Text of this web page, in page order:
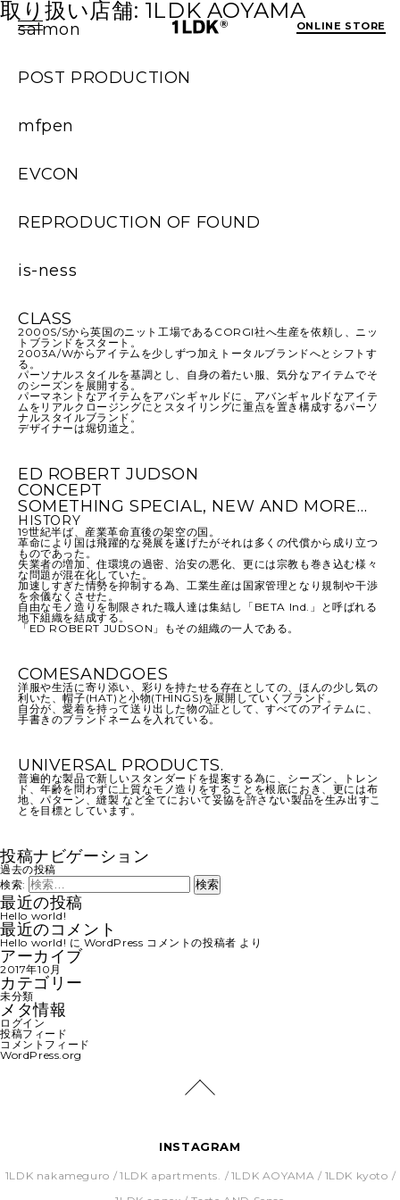
ONLINE STORE
取り扱い店舗: 1LDK AOYAMA
salmon
POST PRODUCTION
mfpen
EVCON
REPRODUCTION OF FOUND
is-ness
CLASS
2000S/Sから英国のニット工場であるCORGI社へ生産を依頼し、ニッ
トブランドをスタート。
2003A/Wからアイテムを少しずつ加えトータルブランドへとシフトす
る。
パーソナルスタイルを基調とし、自身の着たい服、気分なアイテムでそ
のシーズンを展開する。
パーマネントなアイテムをアバンギャルドに、アバンギャルドなアイテ
ムをリアルクロージングにとスタイリングに重点を置き構成するパーソ
ナルスタイルブランド。
デザイナーは堀切道之。
ED ROBERT JUDSON
CONCEPT
SOMETHING SPECIAL, NEW AND MORE…
HISTORY
19世紀半ば、産業革命直後の架空の国。
革命により国は飛躍的な発展を遂げたがそれは多くの代償から成り立つ
ものであった。
失業者の増加、住環境の過密、治安の悪化、更には宗教も巻き込む様々
な問題が混在化していた。
加速しすぎた情勢を抑制する為、工業生産は国家管理となり規制や干渉
を余儀なくさせた。
自由なモノ造りを制限された職人達は集結し「BETA Ind.」と呼ばれる
地下組織を結成する。
「ED ROBERT JUDSON」もその組織の一人である。
COMESANDGOES
洋服や生活に寄り添い、彩りを持たせる存在としての、ほんの少し気の
利いた、帽子(HAT)と小物(THINGS)を展開していくブランド。
自分が、愛着を持って送り出した物の証として、すべてのアイテムに、
手書きのブランドネームを入れている。
UNIVERSAL PRODUCTS.
普遍的な製品で新しいスタンダードを提案する為に、シーズン、トレン
ド、年齢を問わずに上質なモノ造りをすることを根底におき、更には布
地、パターン、縫製 など全てにおいて妥協を許さない製品を生み出すこ
とを目標としています。
投稿ナビゲーション
過去の投稿
検索:
最近の投稿
Hello world!
最近のコメント
Hello world! にWordPress コメントの投稿者 より
アーカイブ
2017年10月
カテゴリー
未分類
メタ情報
ログイン
投稿フィード
コメントフィード
WordPress.org
INSTAGRAM
1LDK nakameguro 1LDK apartments. 1LDK AOYAMA
1LDK kyoto